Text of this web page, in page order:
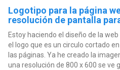
Logotipo para la página
resolución de pantalla
Estoy haciendo el diseño de la
el logo que es un circulo cortado
las páginas. Ya he creado la
una resolución de 800 x 600 se ve